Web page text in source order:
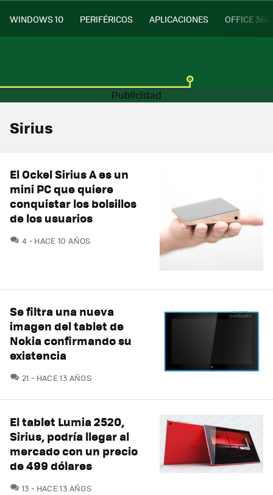
WINDOWS 10 PERIFÉRICOS APLICACIONES OFFICE 365
Sirius
El Ockel Sirius A es un
mini PC que quiere
conquistar los bolsillos
de los usuarios
4 COMENTARIOS
HACE 10 AÑOS
Se filtra una nueva
imagen del tablet de
Nokia confirmando su
existencia
21 COMENTARIOS
HACE 13 AÑOS
El tablet Lumia 2520,
Sirius, podría llegar al
mercado con un precio
de 499 dólares
13 COMENTARIOS
HACE 13 AÑOS